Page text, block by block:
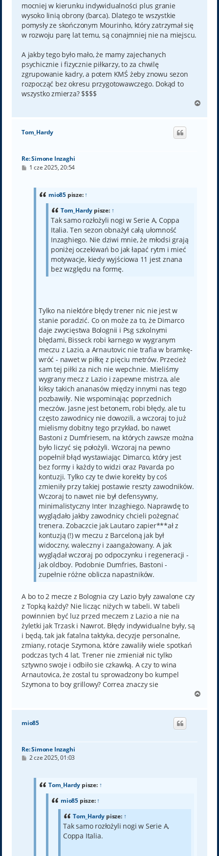
mocniej w kierunku indywidualności plus granie
wysoko linią obrony (barca). Dlatego te wszystkie
pomysły ze skończonym Mourinho, który zatrzymał się
w rozwoju parę lat temu, są conajmniej nie na miejscu.
A jakby tego było mało, że mamy zajechanych
psychicznie i fizycznie piłkarzy, to za chwilę
zgrupowanie kadry, a potem KMŚ żeby znowu sezon
rozpocząć bez okresu przygotowawczego. Dokąd to
wszystko zmierza? $$$$
g
Tom_Hardy
Re: Simone Inzaghi
P1 cze 2025, 20:54
mio85pisze:↑
Tom_Hardy pisze: ↑
Tak samo rozłożyli nogi w Serie A, Coppa
Italia. Ten sezon obnażył całą ułomność
Inzaghiego. Nie dziwi mnie, że młodsi grają
poniżej oczekiwań bo jak łapać rytm i mieć
motywacje, kiedy wyjściowa 11 jest znana
bez względu na formę.
Tylko na niektóre błędy trener nic nie jest w
stanie poradzić. Co on może za to, że Dimarco
daje zwycięstwa Bolognii i Psg szkolnymi
błędami, Bisseck robi karnego w wygranym
meczu z Lazio, a Arnautovic nie trafia w bramkę-
wróć - nawet w piłkę z pięciu metrów. Przecież
sam tej piłki za nich nie wepchnie. Mieliśmy
wygrany mecz z Lazio i zapewne mistrza, ale
kiksy takich ananasów między innymi nas tego
pozbawiły. Nie wspominając poprzednich
meczów. Jasne jest betonem, robi błędy, ale tu
często zawodnicy nie dowozili, a wczoraj to już
mielismy dobitny tego przykład, bo nawet
Bastoni z Dumfriesem, na których zawsze można
było liczyć się położyli. Wczoraj na pewno
popełnił błąd wystawiając Dimarco, który jest
bez formy i każdy to widzi oraz Pavarda po
kontuzji. Tylko czy te dwie korekty by coś
zmieniły przy takiej postawie reszty zawodników.
Wczoraj to nawet nie był defensywny,
minimalistyczny Inter Inzaghiego. Naprawdę to
wyglądało jakby zawodnicy chcieli pożegnać
trenera. Zobaczcie jak Lautaro zapier***ał z
kontuzją (!) w meczu z Barceloną jak był
widoczny, waleczny i zaangażowany. A jak
wyglądał wczoraj po odpoczynku i regeneracji -
jak oldboy. Podobnie Dumfries, Bastoni -
zupełnie różne oblicza napastników.
A bo to 2 mecze z Bolognia czy Lazio były zawalone czy
z Topką każdy? Nie licząc niżych w tabeli. W tabeli
powinnien być luz przed meczem z Lazio a nie na
żyletki jak Trzask i Nawrot. Błędy indywidualne były, są
i będą, tak jak fatalna taktyka, decyzje personalne,
zmiany, rotacje Szymona, które zawaliły wiele spotkań
podczas tych 4 lat. Trener nie zmieniał nic tylko
sztywno swoje i odbiło sie czkawką. A czy to wina
Arnautovica, że zostal tu sprowadzony bo kumpel
Szymona to boy grillowy? Correa znaczy sie
g
mio85
Re: Simone Inzaghi
P2 cze 2025, 01:03
Tom_Hardy pisze: ↑
mio85pisze:↑
Tom_Hardy pisze: ↑
Tak samo rozłożyli nogi w Serie A,
Coppa Italia.